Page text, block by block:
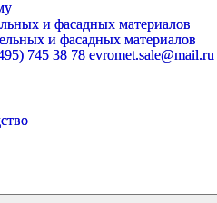
и фасадных материалов
745 38 78 evromet.sale@mail.ru